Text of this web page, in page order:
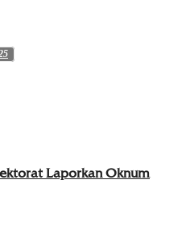
Laporkan Oknum